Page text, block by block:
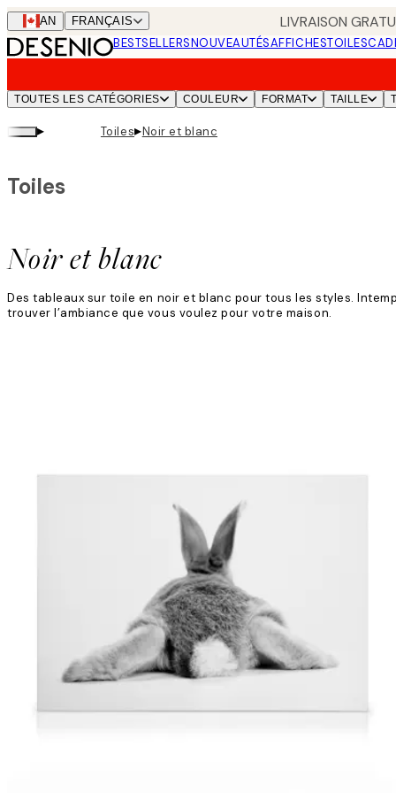
Skip
to
main
CAN FRANÇAIS LIVRAISON
BESTSELLERSNOUVEAUTÉSAFFICHESTOILES
TOUTES LES CATÉGORIES COULEUR FORMAT TAILLE
▸ Toiles▸Noir et blanc
Noir et blanc
Toiles
Des tableaux sur toile en noir et blanc pour tous les styles.
trouver l’ambiance que vous voulez pour votre maison.